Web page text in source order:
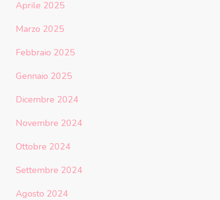
Aprile 2025
Marzo 2025
Febbraio 2025
Gennaio 2025
Dicembre 2024
Novembre 2024
Ottobre 2024
Settembre 2024
Agosto 2024